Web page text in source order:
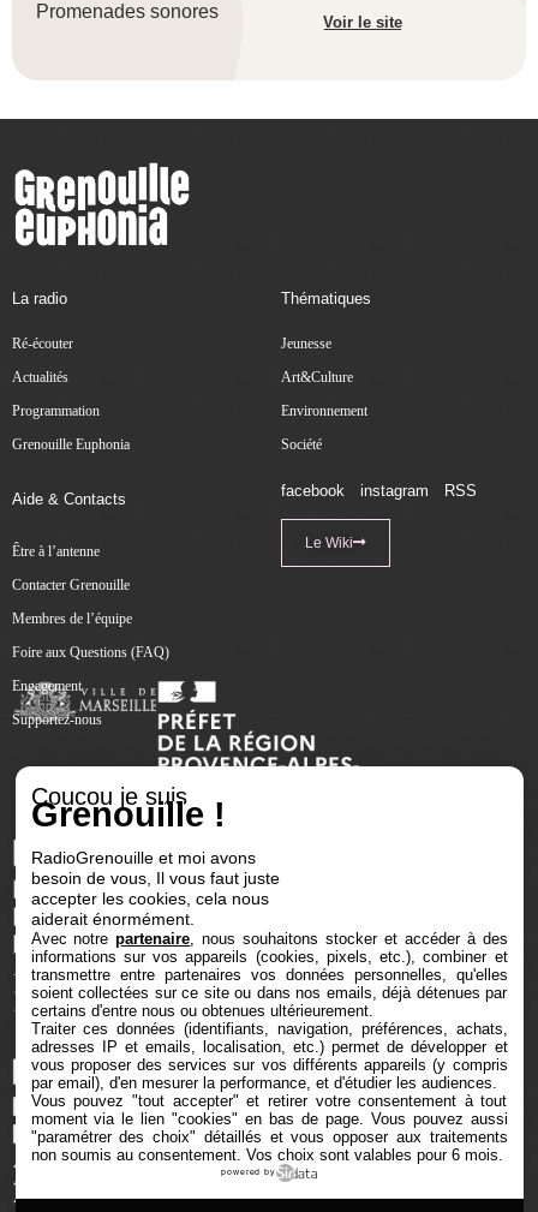
Promenades sonores
Voir le site
La radio
Ré-écouter
Actualités
Programmation
Grenouille Euphonia
Thématiques
Jeunesse
Art&Culture
Environnement
Société
Aide & Contacts
Être à l’antenne
Contacter Grenouille
Membres de l’équipe
Foire aux Questions (FAQ)
Engagement
Supportez-nous
facebook instagram RSS
Le Wiki
Coucou je suis
Grenouille !
RadioGrenouille et moi avons
besoin de vous, Il vous faut juste
accepter les cookies, cela nous
aiderait énormément.
Avec notrepartenaire , nous souhaitons stocker et accéder à des
informations sur vos appareils (cookies, pixels, etc.), combiner et
transmettre entre partenaires vos données personnelles, qu'elles
soient collectées sur ce site ou dans nos emails, déjà détenues par
certains d'entre nous ou obtenues ultérieurement.
Traiter ces données (identifiants, navigation, préférences, achats,
adresses IP et emails, localisation, etc.) permet de développer et
vous proposer des services sur vos différents appareils (y compris
par email), d'en mesurer la performance, et d'étudier les audiences.
Vous pouvez "tout accepter" et retirer votre consentement à tout
moment via le lien "cookies" en bas de page. Vous pouvez aussi
"paramétrer des choix" détaillés et vous opposer aux traitements
non soumis au consentement. Vos choix sont valables pour 6 mois.
powered by